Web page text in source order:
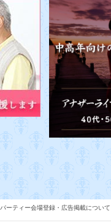
パーティー会場登録・広告掲載について